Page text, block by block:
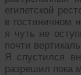
египетской
в гостиничном
я чуть не
почти
Я спустился
разрешил пока